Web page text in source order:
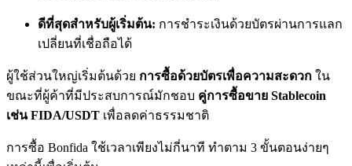
แนะนำ
ดีที่สุดสำหรับผู้เริ่มต้น: การชำระเงินด้วยบัตรผ่านการแลก
เปลี่ยนที่เชื่อถือได้
ผู้ใช้ส่วนใหญ่เริ่มต้นด้วย การซื้อด้วยบัตรเพื่อความสะดวก ใน
ขณะที่ผู้ค้าที่มีประสบการณ์มักชอบ คู่การซื้อขาย Stablecoin
เช่น FIDA/USDT เพื่อลดค่าธรรมชาติ
การซื้อ Bonfida ใช้เวลาเพียงไม่กี่นาที ทำตาม 3 ขั้นตอนง่ายๆ